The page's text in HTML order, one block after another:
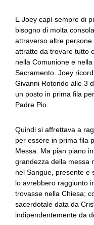
E Joey capì sempre di
bisogno di molta
attraverso altre
attratte da trovare tutto
nella Comunione e
Sacramento. Joey
Givanni Rotondo alle 3
un posto in prima fila
Padre Pio.
Quindi si affrettava a
per essere in prima fila
Messa. Ma pian piano
grandezza della messa
nel Sangue, presente e
lo avrebbero raggiunto
trovasse nella Chiesa;
sacerdotale data da
indipendentemente da